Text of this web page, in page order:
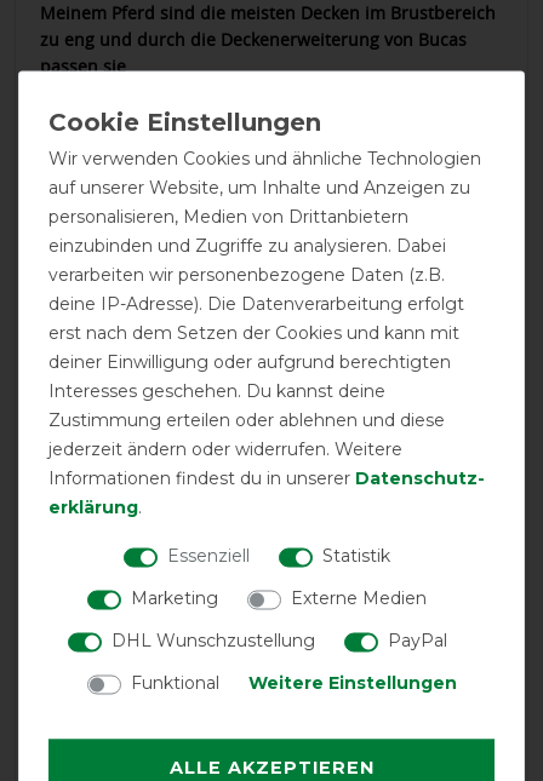
Meinem Pferd sind die meisten Decken im Brustbereich
zu eng und durch die Deckenerweiterung von Bucas
passen sie
24.09.2023
In Ordnung.
16.07.2021
Genau das was ich gesucht habe! Sehr stabil und
zweckmäßig, guter Preis, ich freue mich, dass ich noch
die letzten beiden bekommen habe.
05.07.2021
Wir wollten damit bei einer tragendem Stute die enger
werdende Decke an der Brust verlängern. Da der
Verschluss dort aber gepolstert ist, ist der Extender noch
nicht im Einsatz
10.06.2021
01.09.2019
Perfekt
25.01.2019
Wir verwenden Cookies und ähnliche Technologien
auf unserer Website, um Inhalte und Anzeigen zu
personalisieren, Medien von Drittanbietern
einzubinden und Zugriffe zu analysieren. Dabei
verarbeiten wir personenbezogene Daten (z.B.
deine IP-Adresse). Die Datenverarbeitung erfolgt
erst nach dem Setzen der Cookies und kann mit
deiner Einwilligung oder aufgrund berechtigten
Interesses geschehen. Du kannst deine
Zustimmung erteilen oder ablehnen und diese
jederzeit ändern oder widerrufen. Weitere
Informationen findest du in unserer Daten­schutz­
erklärung.
Essenziell
Statistik
Marketing
Externe Medien
DHL Wunschzustellung
PayPal
Funktional
Weitere Einstellungen
ALLE AKZEPTIEREN